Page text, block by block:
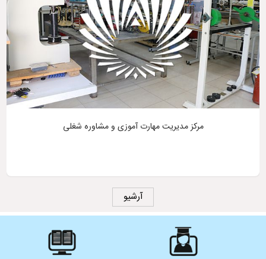
مرکز مدیریت مهارت آموزی و مشاوره شغلی
آرشیو